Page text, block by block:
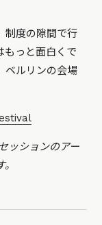
制度の隙間で行
もっと面白くで
ベルリンの会場
ッションのアー